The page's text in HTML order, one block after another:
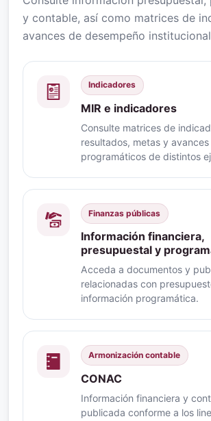
y contable, así como matrices de
avances de desempeño
Indicadores
MIR e indicadores
Consulte matrices de
resultados, metas y avances
programáticos de distintos
Finanzas públicas
Información financiera,
presupuestal y
Acceda a documentos y
relacionadas con
información programática.
Armonización contable
CONAC
Información financiera y
publicada conforme a los